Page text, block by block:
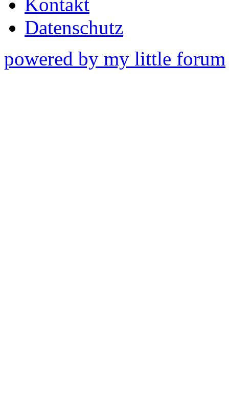
Datenschutz
powered by my little forum